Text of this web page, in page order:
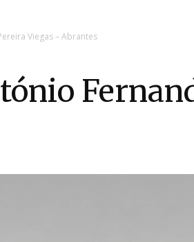
Viegas – Abrantes